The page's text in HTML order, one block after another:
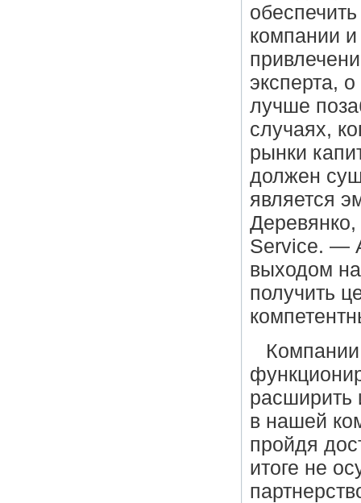
компании
эксперта,
лучше
случаях,
рынки
должен
является
Service. —
выходом
получить
расширить
в нашей
пройдя
итоге не